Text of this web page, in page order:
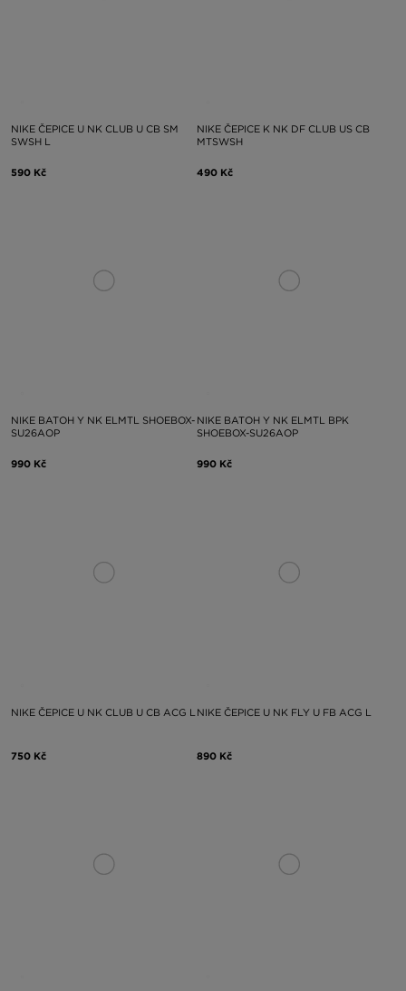
NIKE ČEPICE U NK CLUB U CB SM
SWSH L
590 Kč
NIKE ČEPICE K NK DF CLUB US CB
MTSWSH
490 Kč
NIKE BATOH Y NK ELMTL SHOEBOX-
SU26AOP
990 Kč
NIKE BATOH Y NK ELMTL BPK
SHOEBOX-SU26AOP
990 Kč
NIKE ČEPICE U NK CLUB U CB ACG L
750 Kč
NIKE ČEPICE U NK FLY U FB ACG L
890 Kč